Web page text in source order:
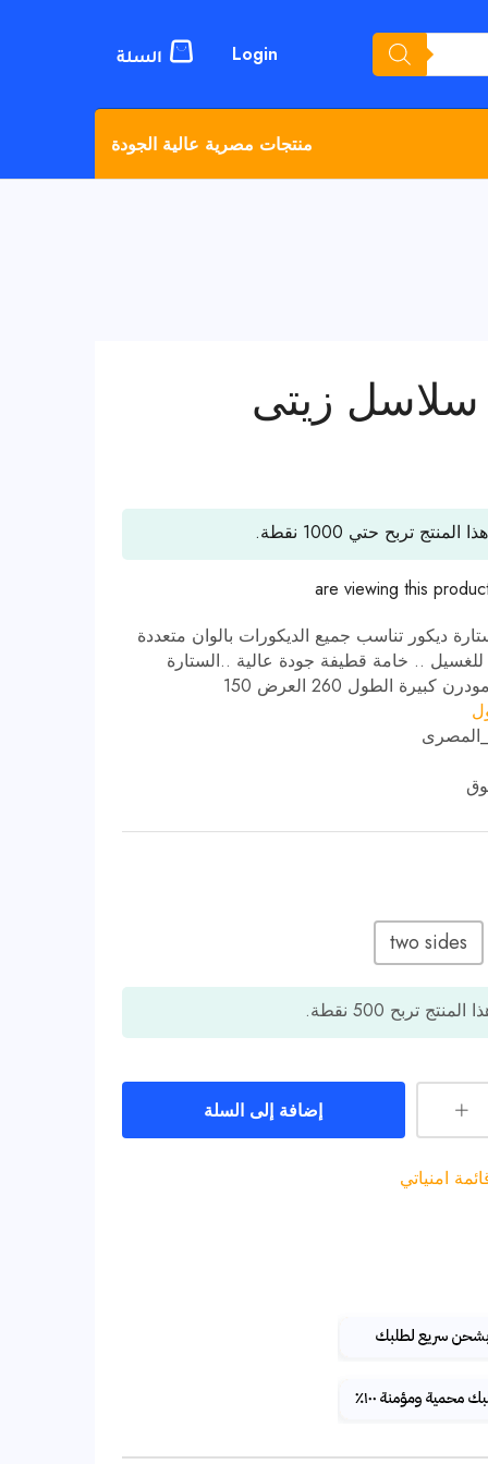
Login
منتجات مصرية عالية الجودة
سلاسل زيتى
المنتج تربح حتي 1000 نقطة.
are viewing this
ديكور تناسب جميع الديكورات بالوان متعددة
للغسيل .. خامة قطيفة جودة عالية ..الستارة
الطول 260 العرض 150
two sides
المنتج تربح 500 نقطة.
إضافة إلى السلة
امنياتي